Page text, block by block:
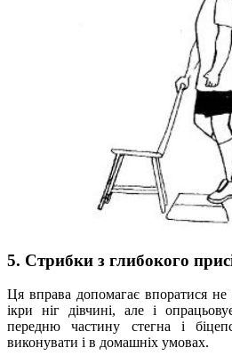
5. Стрибки з глибокого
Ця вправа допомагає впоратися не
ікри ніг дівчині, але і
передню частину стегна і
виконувати і в домашніх умовах.